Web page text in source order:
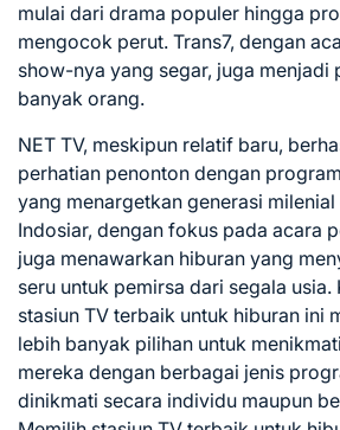
mulai dari drama populer hingga
mengocok perut. Trans7, dengan
show-nya yang segar, juga menjadi
banyak orang.
NET TV, meskipun relatif baru,
perhatian penonton dengan
yang menargetkan generasi milenial
Indosiar, dengan fokus pada acara
juga menawarkan hiburan yang
seru untuk pemirsa dari segala usia.
stasiun TV terbaik untuk hiburan ini
lebih banyak pilihan untuk
mereka dengan berbagai jenis
dinikmati secara individu maupun